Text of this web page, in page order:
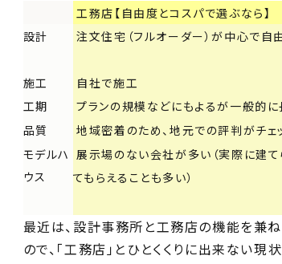
工務店【自由度とコスパで選ぶなら】
設計
注文住宅（フルオーダー）が中心で自
施工
自社で施工
工期
プランの規模などにもよるが一般的に
品質
地域密着のため、地元での評判がチェ
モデルハ
ウス
展示場のない会社が多い（実際に建
てもらえることも多い）
最近は、設計事務所と工務店の機能を兼
ので、「工務店」とひとくくりに出来ない現